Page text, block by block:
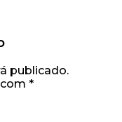
publicado.
*